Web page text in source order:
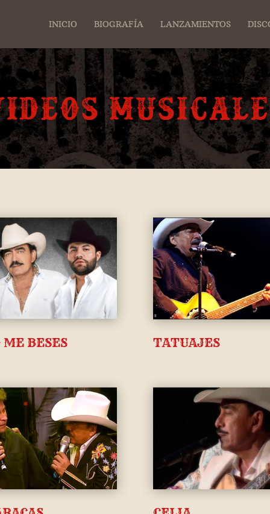
INICIO BIOGRAFÍA LANZAMIENTOS
ME BESES TATUAJES